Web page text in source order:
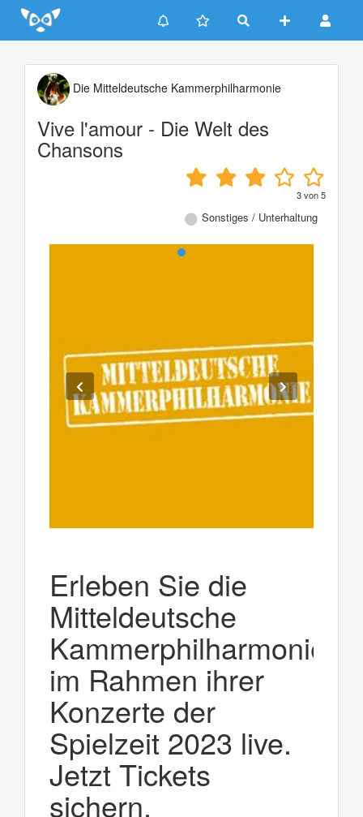
Update cookies preferences
Die Mitteldeutsche Kammerphilharmonie
Vive l'amour - Die Welt des
Chansons
3von5
Sonstiges / Unterhaltung
Erleben Sie die
Mitteldeutsche
Kammerphilharmonie
im Rahmen ihrer
Konzerte der
Spielzeit 2023 live.
Jetzt Tickets
sichern.